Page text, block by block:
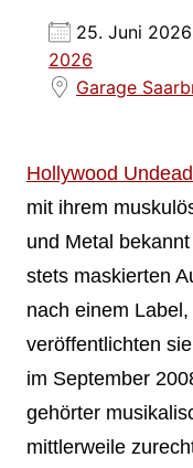
25. Juni
2026
Garage
Hollywood Undead
mit ihrem
und Metal
stets maskierten
nach einem
veröffentlichten
im September
gehörter
mittlerweile